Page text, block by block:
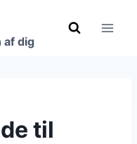
af dig
til